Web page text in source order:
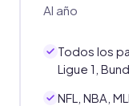
Al año
Todos los
Ligue 1,
NFL, NBA,